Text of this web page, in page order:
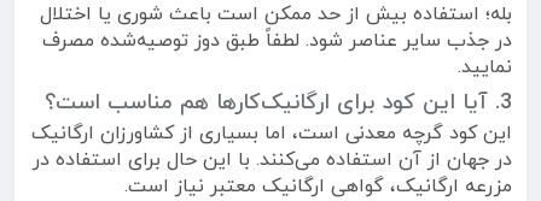
بله؛ استفاده بیش از حد ممکن است باعث شوری یا اختلال
در جذب سایر عناصر شود. لطفاً طبق دوز توصیه‌شده مصرف
نمایید.
3. آیا این کود برای ارگانیک‌کارها هم مناسب است؟
این کود گرچه معدنی است، اما بسیاری از کشاورزان ارگانیک
در جهان از آن استفاده می‌کنند. با این حال برای استفاده در
مزرعه ارگانیک، گواهی ارگانیک معتبر نیاز است.